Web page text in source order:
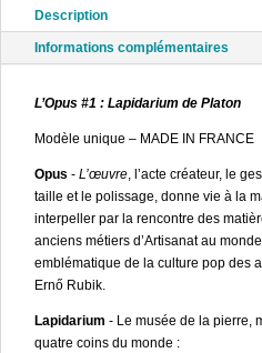
Platon
Description
Informations complémentaires
L’Opus #1 : Lapidarium de Platon
Modèle unique – MADE IN FRANCE
Opus - L’œuvre, l’acte créateur, le
taille et le polissage, donne vie à la
interpeller par la rencontre des
anciens métiers d’Artisanat au
emblématique de la culture pop des
Ernő Rubik.
Lapidarium - Le musée de la pierre,
quatre coins du monde :